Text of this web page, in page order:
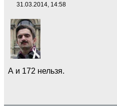
31.03.2014, 14:58
А и 172 нельзя.